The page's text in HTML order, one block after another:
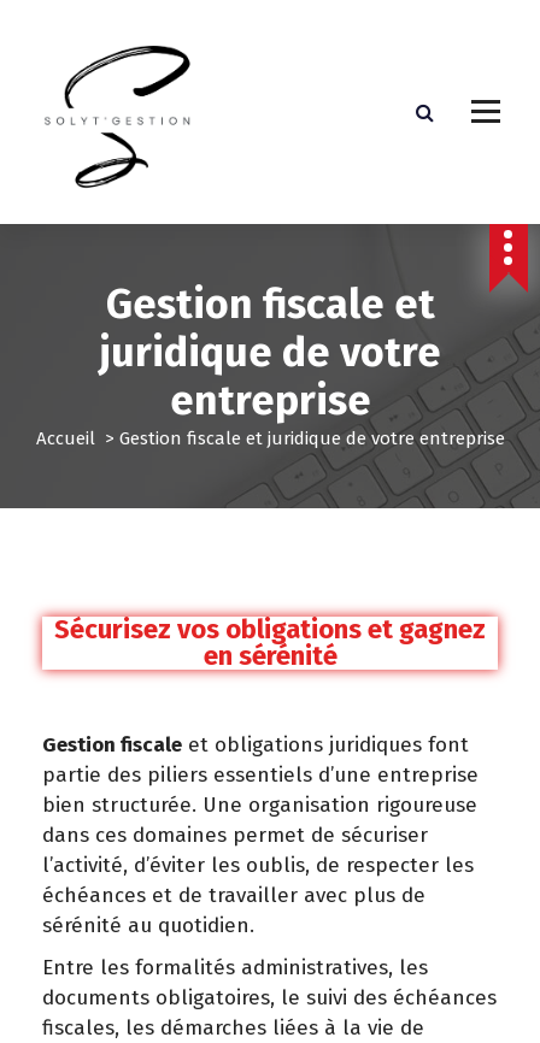
Gestion fiscale et
juridique de votre
entreprise
Accueil> Gestion fiscale et juridique de votre entreprise
Sécurisez vos obligations et gagnez
en sérénité
Gestion fiscale et obligations juridiques font
partie des piliers essentiels d’une entreprise
bien structurée. Une organisation rigoureuse
dans ces domaines permet de sécuriser
l’activité, d’éviter les oublis, de respecter les
échéances et de travailler avec plus de
sérénité au quotidien.
Entre les formalités administratives, les
documents obligatoires, le suivi des échéances
fiscales, les démarches liées à la vie de